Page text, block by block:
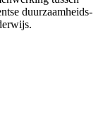
duurzaamheids­